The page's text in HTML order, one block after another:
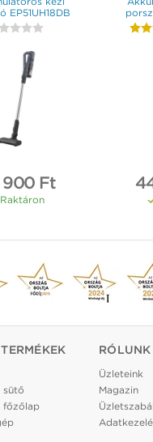
EP51UH18DB
900 Ft
Raktáron
sütő
főzőlap
RÓLUNK
Üzleteink
Magazin